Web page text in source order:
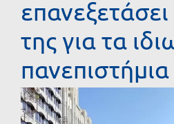
της για τα
πανεπιστήμια
Προβολή
μεγαλύτερης